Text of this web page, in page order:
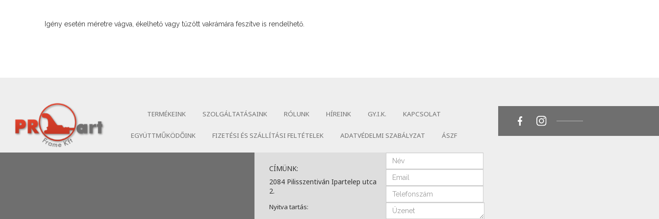
Igény esetén méretre vágva, ékelhető vagy tűzött vakrámára feszítve is rendelhető.
TERMÉKEINK SZOLGÁLTATÁSAINK RÓLUNK HÍREINK GY.I.K. KAPCSOLAT
EGYÜTTMŰKÖDŐINK FIZETÉSI ÉS SZÁLLÍTÁSI FELTÉTELEK ADATVÉDELMI SZABÁLYZAT ÁSZF
CÍMÜNK:
2084 Pilisszentiván Ipartelep utca
2.
Nyitva tartás: